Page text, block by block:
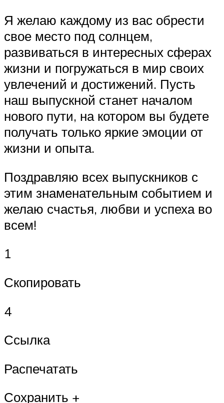
Я желаю каждому из вас обрести
свое место под солнцем,
развиваться в интересных сферах
жизни и погружаться в мир своих
увлечений и достижений. Пусть
наш выпускной станет началом
нового пути, на котором вы будете
получать только яркие эмоции от
жизни и опыта.
Поздравляю всех выпускников с
этим знаменательным событием и
желаю счастья, любви и успеха во
всем!
1
Скопировать
4
Ссылка
Распечатать
Сохранить +